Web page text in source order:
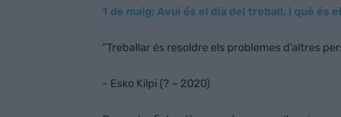
1 de maig: Avui és el dia del treball, i què és
“Treballar és resoldre els problemes d’altres
- Esko Kilpi (? – 2020)